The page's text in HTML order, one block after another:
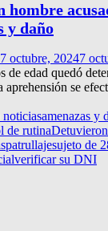
hombre
y daño
7 octubre, 20247
de edad quedó
aprehensión se
noticiasamenazas y
de rutina
patrullajesujeto de
verificar su DNI